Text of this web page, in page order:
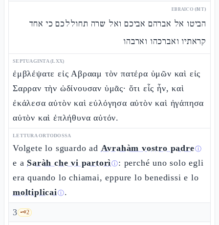
EBRAICO (MT)
הביטו אל אברהם אביכם ואל שרה תחוללכם כי אחד
קראתיו ואברכהו וארבהו
SEPTUAGINTA (LXX)
ἐμβλέψατε εἰς Αβρααμ τὸν πατέρα ὑμῶν καὶ εἰς
Σαρραν τὴν ὠδίνουσαν ὑμᾶς· ὅτι εἷς ἦν, καὶ
ἐκάλεσα αὐτὸν καὶ εὐλόγησα αὐτὸν καὶ ἠγάπησα
αὐτὸν καὶ ἐπλήθυνα αὐτόν.
LETTURA ORTODOSSA
Volgete lo sguardo ad Avrahàm vostro padreⓘ
e a Saràh che vi partorìⓘ: perché uno solo egli
era quando lo chiamai, eppure lo benedissi e lo
moltiplicaiⓘ.
3 🗝️2